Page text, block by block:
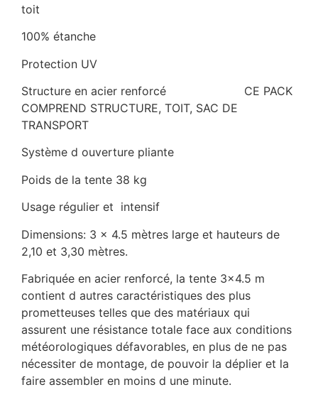
toit
100% étanche
Protection UV
Structure en acier renforcé CE PACK
COMPREND STRUCTURE, TOIT, SAC DE
TRANSPORT
Système d ouverture pliante
Poids de la tente 38 kg
Usage régulier et intensif
Dimensions: 3 x 4.5 mètres large et hauteurs de
2,10 et 3,30 mètres.
Fabriquée en acier renforcé, la tente 3×4.5 m
contient d autres caractéristiques des plus
prometteuses telles que des matériaux qui
assurent une résistance totale face aux conditions
météorologiques défavorables, en plus de ne pas
nécessiter de montage, de pouvoir la déplier et la
faire assembler en moins d une minute.